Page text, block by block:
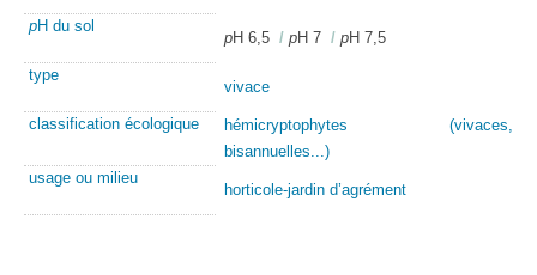
pH du sol
pH 6,5 / pH 7 / pH 7,5
type
vivace
classification écologique
hémicryptophytes (vivaces,
bisannuelles...)
usage ou milieu
horticole-jardin d’agrément